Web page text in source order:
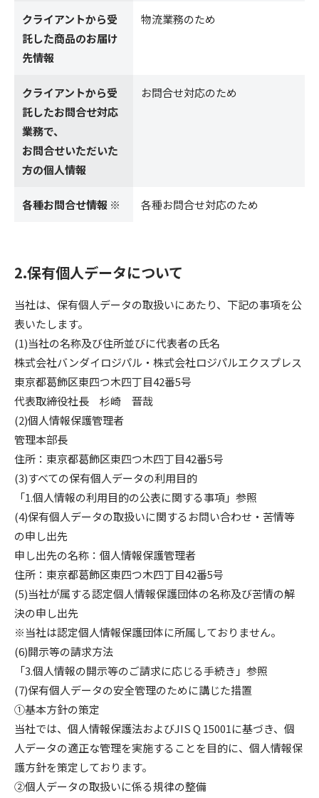
クライアントから受
託した商品のお届け
先情報
物流業務のため
クライアントから受
託したお問合せ対応
業務で、
お問合せいただいた
方の個人情報
お問合せ対応のため
各種お問合せ情報 ※ 各種お問合せ対応のため
2.保有個人データについて
当社は、保有個人データの取扱いにあたり、下記の事項を公
表いたします。
(1)当社の名称及び住所並びに代表者の氏名
株式会社バンダイロジパル・株式会社ロジパルエクスプレス
東京都葛飾区東四つ木四丁目42番5号
代表取締役社長 杉崎 晋哉
(2)個人情報保護管理者
管理本部長
住所：東京都葛飾区東四つ木四丁目42番5号
(3)すべての保有個人データの利用目的
「1.個人情報の利用目的の公表に関する事項」参照
(4)保有個人データの取扱いに関するお問い合わせ・苦情等
の申し出先
申し出先の名称：個人情報保護管理者
住所：東京都葛飾区東四つ木四丁目42番5号
(5)当社が属する認定個人情報保護団体の名称及び苦情の解
決の申し出先
※当社は認定個人情報保護団体に所属しておりません。
(6)開示等の請求方法
「3.個人情報の開示等のご請求に応じる手続き」参照
(7)保有個人データの安全管理のために講じた措置
①基本方針の策定
当社では、個人情報保護法およびJIS Q 15001に基づき、個
人データの適正な管理を実施することを目的に、個人情報保
護方針を策定しております。
②個人データの取扱いに係る規律の整備